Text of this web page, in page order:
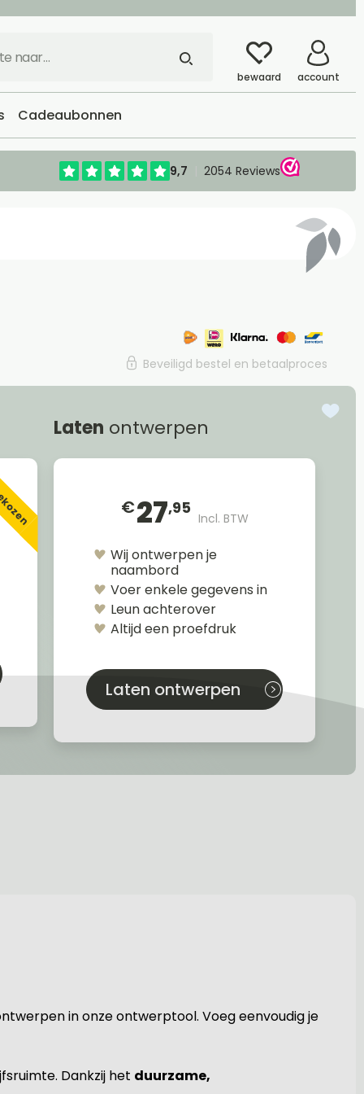
bewaard account
Cadeaubonnen
Beveiligd bestel en betaalproces
Laten ontwerpen
€27,95
Incl. BTW
Wij ontwerpen je
naambord
Voer enkele gegevens in
Leun achterover
Altijd een proefdruk
Laten ontwerpen
in onze ontwerptool. Voeg eenvoudig je
Dankzij het duurzame,